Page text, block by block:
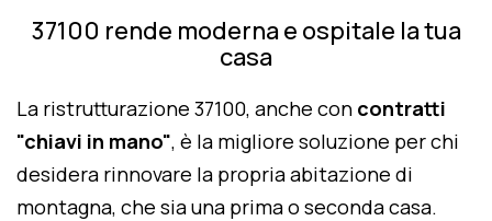
37100 rende moderna e ospitale la tua
casa
La ristrutturazione 37100, anche con contratti
"chiavi in mano", è la migliore soluzione per chi
desidera rinnovare la propria abitazione di
montagna, che sia una prima o seconda casa.